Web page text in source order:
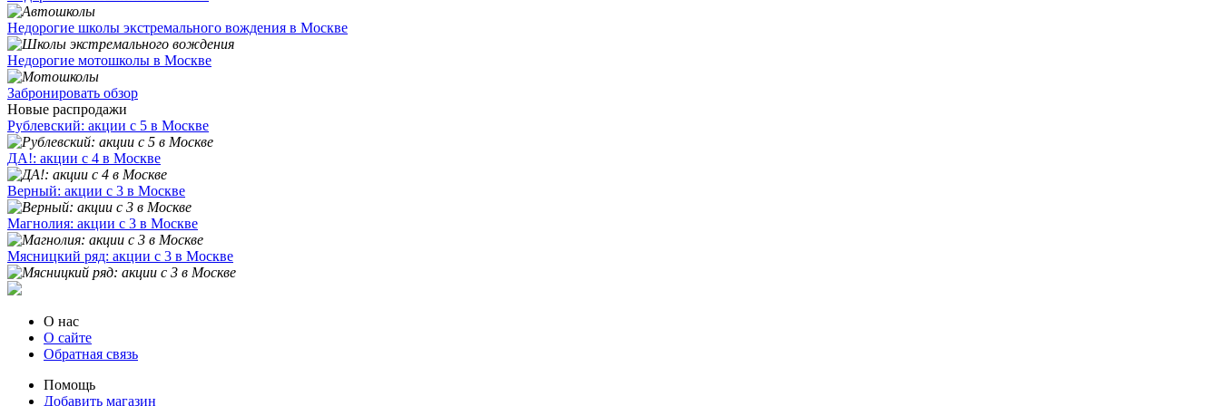
Недорогие школы экстремального вождения в Москве
Недорогие мотошколы в Москве
Забронировать обзор
Новые распродажи
Рублевский: акции с 5 в Москве
ДА!: акции с 4 в Москве
Верный: акции с 3 в Москве
Магнолия: акции с 3 в Москве
Мясницкий ряд: акции с 3 в Москве
О нас
О сайте
Обратная связь
Помощь
Добавить магазин